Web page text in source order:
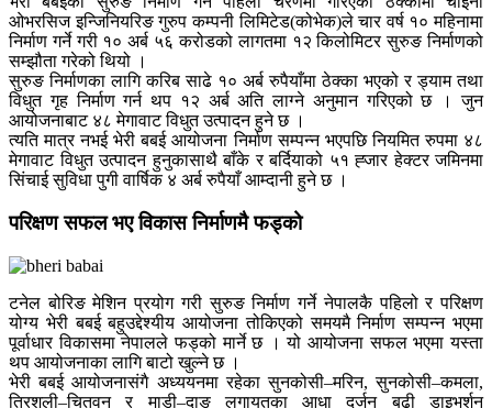
ओभरसिज इन्जिनियरिङ गुरुप कम्पनी लिमिटेड(कोभेक)ले चार वर्ष १० महिनामा
निर्माण गर्ने गरी १० अर्ब ५६ करोडको लागतमा १२ किलोमिटर सुरुङ निर्माणको
सम्झौता गरेको थियो ।
सुरुङ निर्माणका लागि करिब साढे १० अर्ब रुपैयाँमा ठेक्का भएको र ड्याम तथा
विधुत गृह निर्माण गर्न थप १२ अर्ब अति लाग्ने अनुमान गरिएको छ । जुन
आयोजनाबाट ४८ मेगावाट विधुत उत्पादन हुने छ ।
त्यति मात्र नभई भेरी बबई आयोजना निर्माण सम्पन्न भएपछि नियमित रुपमा ४८
मेगावाट विधुत उत्पादन हुनुकासाथै बाँके र बर्दियाको ५१ ह्जार हेक्टर जमिनमा
सिंचाई सुविधा पुगी वार्षिक ४ अर्ब रुपैयाँ आम्दानी हुने छ ।
परिक्षण सफल भए विकास निर्माणमै फड्को
टनेल बोरिङ मेशिन प्रयोग गरी सुरुङ निर्माण गर्ने नेपालकै पहिलो र परिक्षण
योग्य भेरी बबई बहुउद्देश्यीय आयोजना तोकिएको समयमै निर्माण सम्पन्न भएमा
पूर्वाधार विकासमा नेपालले फड्को मार्ने छ । यो आयोजना सफल भएमा यस्ता
थप आयोजनाका लागि बाटो खुल्ने छ ।
भेरी बबई आयोजनासंगै अध्ययनमा रहेका सुनकोसी–मरिन, सुनकोसी–कमला,
त्रिशुली–चितवन र माडी–दाङ लगायतका आधा दर्जन बढी डाइभर्शन